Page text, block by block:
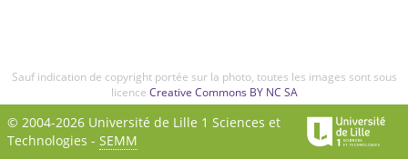
Sauf indication de copyright portée sur la photo, toutes les images sont sous
licence Creative Commons BY NC SA
© 2004-2026 Université de Lille 1 Sciences et
Technologies - SEMM